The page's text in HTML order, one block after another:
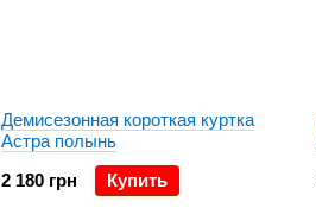
Демисезонная короткая куртка
Астра полынь
2 180 грн
Купить